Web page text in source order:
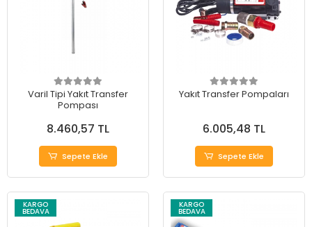
Varil Tipi Yakıt Transfer
Pompası
8.460,57 TL
Sepete Ekle
Yakıt Transfer Pompaları
6.005,48 TL
Sepete Ekle
KARGO
BEDAVA
KARGO
BEDAVA